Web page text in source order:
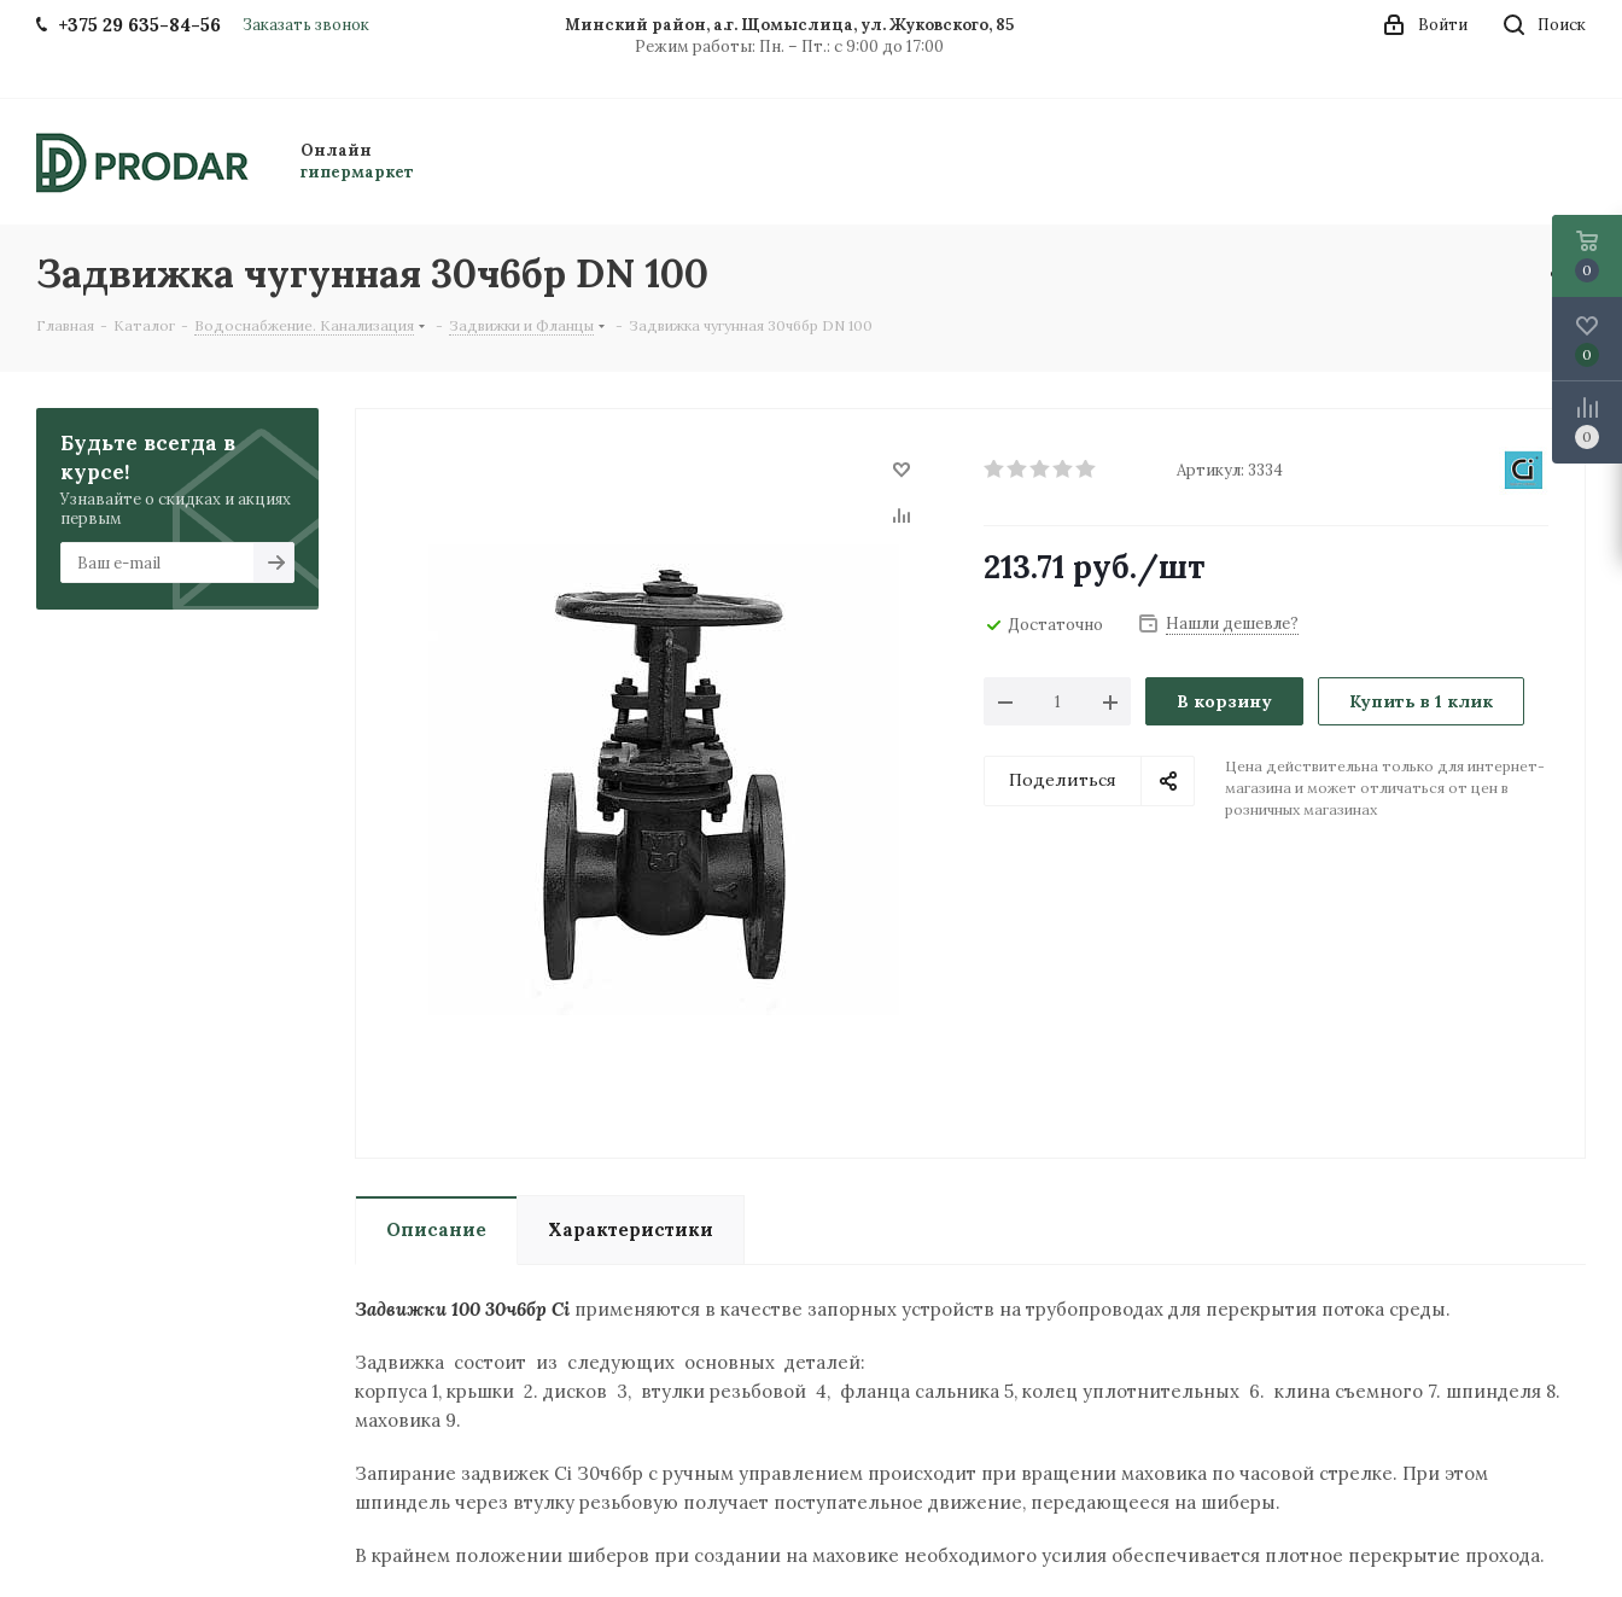
+375 29 635-84-56 Заказать звонок
Минский район, а.г. Щомыслица, ул. Жуковского, 85
Режим работы: Пн. – Пт.: с 9:00 до 17:00
Поиск
Войти
Онлайн
гипермаркет
Задвижка чугунная 30ч6бр DN 100
Главная - Каталог - Водоснабжение. Канализация - Задвижки и Фланцы - Задвижка чугунная 30ч6бр DN 100
Артикул: 3334
213.71 руб./шт
Достаточно Нашли дешевле?
В корзину Купить в 1 клик
Поделиться
Цена действительна только для интернет-
магазина и может отличаться от цен в
розничных магазинах
Описание Характеристики
Задвижки 100 30ч6бр Ci применяются в качестве запорных устройств на трубопроводах для перекрытия потока среды.
Задвижка состоит из следующих основных деталей:
корпуса 1, крьшки 2. дисков 3, втулки резьбовой 4, фланца сальника 5, колец уплотнительных 6. клина съемного 7. шпинделя 8.
маховика 9.
Запирание задвижек Ci З0ч6бр с ручным управлением происходит при вращении махо­вика по часовой стрелке. При этом
шпиндель через втулку резьбовую получает по­ступательное движение, передающееся на шиберы.
В крайнем положении шиберов при создании на маховике необходимого усилия обеспечивается плотное перекрытие прохода.
Будьте всегда в
курсе!
Узнавайте о скидках и акциях
первым
0
0
0